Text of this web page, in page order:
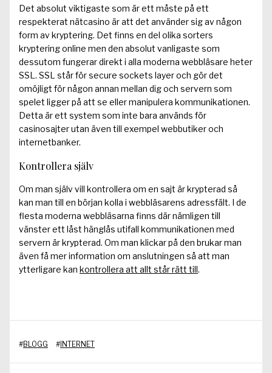
Det absolut viktigaste som är ett måste på ett
respekterat nätcasino är att det använder sig av någon
form av kryptering. Det finns en del olika sorters
kryptering online men den absolut vanligaste som
dessutom fungerar direkt i alla moderna webbläsare heter
SSL. SSL står för secure sockets layer och gör det
omöjligt för någon annan mellan dig och servern som
spelet ligger på att se eller manipulera kommunikationen.
Detta är ett system som inte bara används för
casinosajter utan även till exempel webbutiker och
internetbanker.
Kontrollera själv
Om man själv vill kontrollera om en sajt är krypterad så
kan man till en början kolla i webbläsarens adressfält. I de
flesta moderna webbläsarna finns där nämligen till
vänster ett låst hänglås utifall kommunikationen med
servern är krypterad. Om man klickar på den brukar man
även få mer information om anslutningen så att man
ytterligare kan kontrollera att allt står rätt till.
#BLOGG # INTERNET